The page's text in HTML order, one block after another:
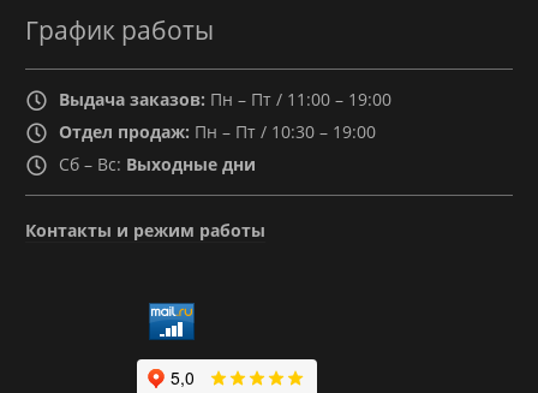
График работы
Выдача заказов: Пн – Пт / 11:00 – 19:00
Отдел продаж: Пн – Пт / 10:30 – 19:00
Сб – Вс: Выходные дни
Контакты и режим работы